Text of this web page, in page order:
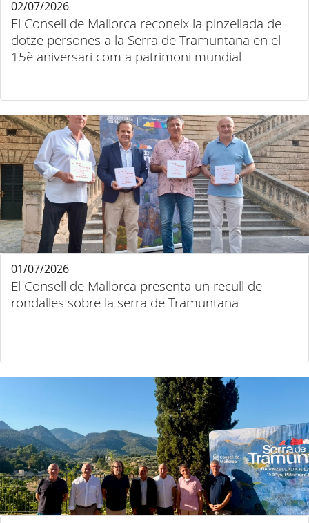
El Consell de Mallorca reconeix la pinzellada de
dotze persones a la Serra de Tramuntana en el
15è aniversari com a patrimoni mundial
02/07/2026
El Consell de Mallorca presenta un recull de
rondalles sobre la serra de Tramuntana
01/07/2026